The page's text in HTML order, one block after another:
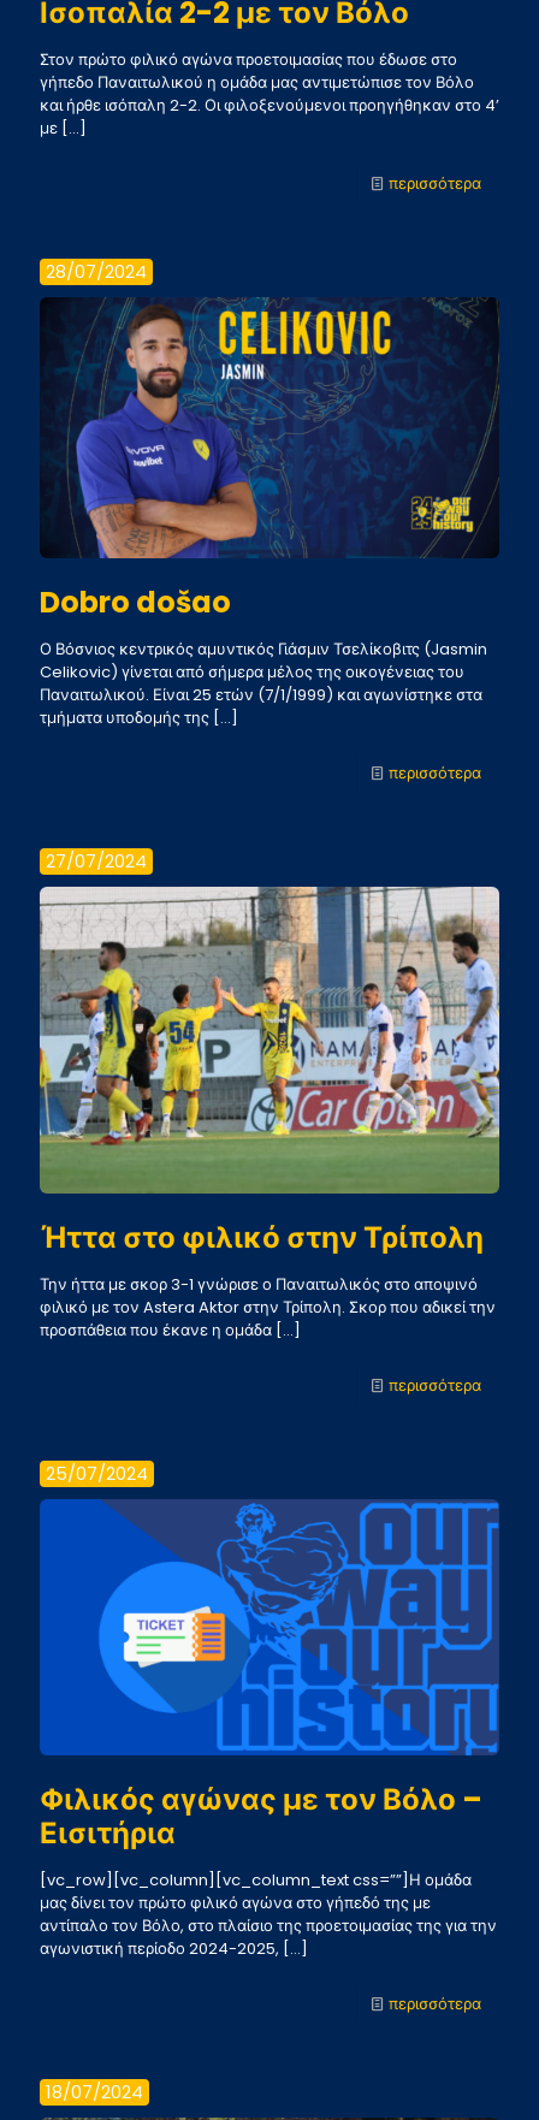
Ισοπαλία 2-2 με τον Βόλο
Στον πρώτο φιλικό αγώνα προετοιμασίας που έδωσε στο
γήπεδο Παναιτωλικού η ομάδα μας αντιμετώπισε τον Βόλο
και ήρθε ισόπαλη 2-2. Οι φιλοξενούμενοι προηγήθηκαν στο 4’
με […]
περισσότερα-
τον
Βόλο
28/07/2024
Dobro došao
Ο Βόσνιος κεντρικός αμυντικός Γιάσμιν Τσελίκοβιτς (Jasmin
Celikovic) γίνεται από σήμερα μέλος της οικογένειας του
Παναιτωλικού. Είναι 25 ετών (7/1/1999) και αγωνίστηκε στα
τμήματα υποδομής της […]
περισσότερα-
27/07/2024
Ήττα στο φιλικό στην Τρίπολη
Την ήττα με σκορ 3-1 γνώρισε ο Παναιτωλικός στο αποψινό
φιλικό με τον Astera Aktor στην Τρίπολη. Σκορ που αδικεί την
προσπάθεια που έκανε η ομάδα […]
περισσότερα-
στην
Τρίπολη
25/07/2024
Φιλικός αγώνας με τον Βόλο –
Εισιτήρια
[vc_row][vc_column][vc_column_text css=””]Η ομάδα
μας δίνει τον πρώτο φιλικό αγώνα στο γήπεδό της με
αντίπαλο τον Βόλο, στο πλαίσιο της προετοιμασίας της για την
αγωνιστική περίοδο 2024-2025, […]
περισσότερα-
18/07/2024